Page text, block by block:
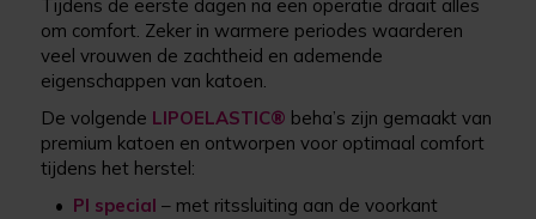
Tijdens de eerste dagen na een operatie draait alles
om comfort. Zeker in warmere periodes waarderen
veel vrouwen de zachtheid en ademende
eigenschappen van katoen.
De volgende LIPOELASTIC® beha’s zijn gemaakt van
premium katoen en ontworpen voor optimaal comfort
tijdens het herstel:
• PI special – met ritssluiting aan de voorkant